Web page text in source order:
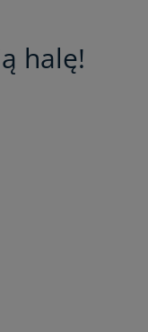
halę!